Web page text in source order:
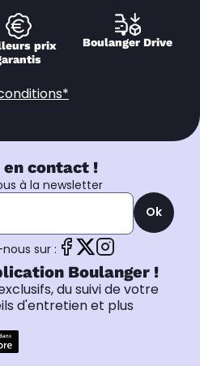
prix
Boulanger Drive
en contact !
à la newsletter
Ok
sur :
Boulanger !
du suivi de votre
d'entretien et plus